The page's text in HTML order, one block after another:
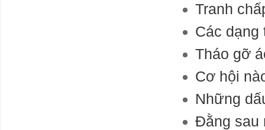
Tranh
Các dạng
Tháo gỡ
Cơ hội
Những
Đằng sau